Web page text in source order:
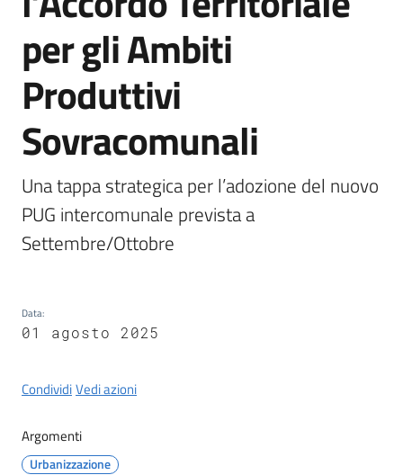
Vivere
Castel
del
Rio
Servizi
on-
Tutti
gli
per gli Ambiti
Produttivi
Sovracomunali
Una tappa strategica per l’adozione del nuovo
PUG intercomunale prevista a
Settembre/Ottobre
Data:
01 agosto 2025
CondividiVedi azioni
Argomenti
Urbanizzazione